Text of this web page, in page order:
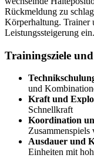
Rückmeldung zu
Körperhaltung. Trainer
Leistungssteigerung ein.
Trainingsziele
und
Kraft und
Schnellkraft
Koordination
Ausdauer und
Einheiten mit